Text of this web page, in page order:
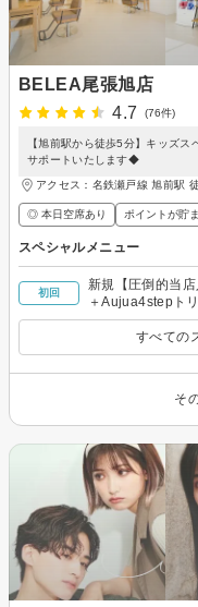
BELEA尾張旭店
4.7
(76件)
【旭前駅から徒歩5分】キッズ
サポートいたします◆
アクセス：名鉄瀬戸線 旭前駅
◎ 本日空席あり ポイントが貯
スペシャルメニュー
初回
新規【圧倒的当
＋Aujua4stepト
すべての
そ